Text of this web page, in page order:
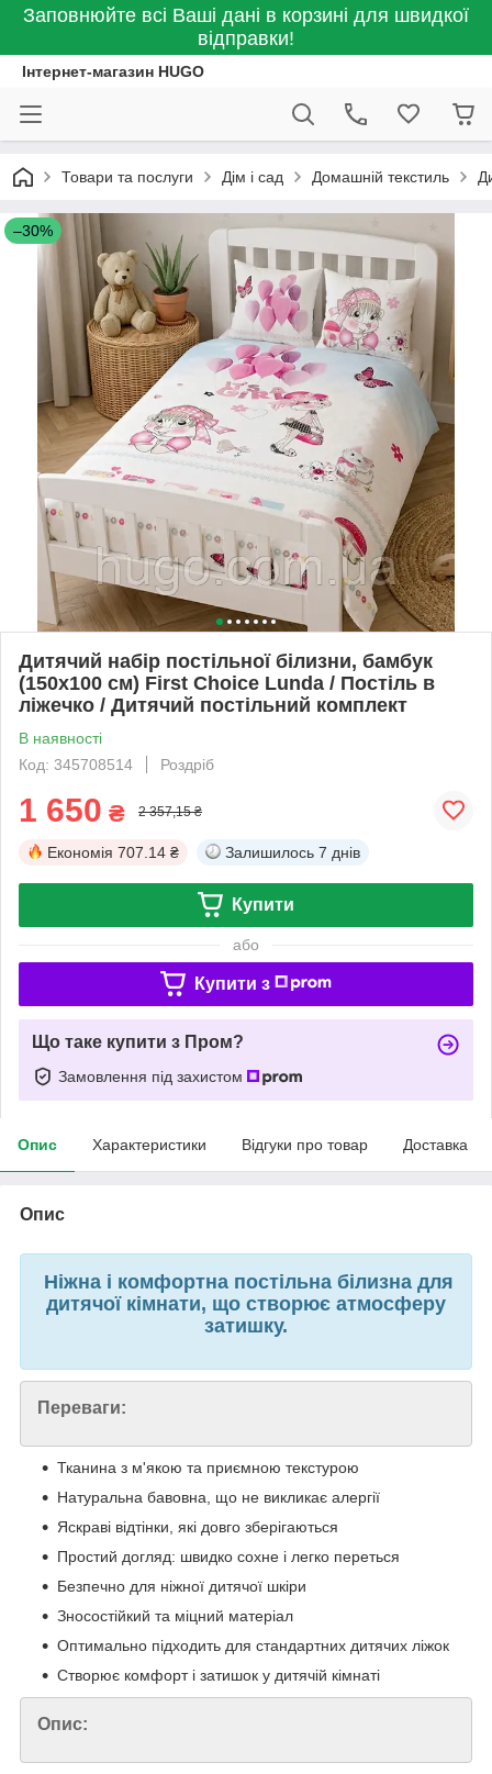
Заповнюйте всі Ваші дані в корзині для швидкої
відправки!
Інтернет-магазин HUGO
Товари та послуги Дім і сад Домашній текстиль
–30%
Дитячий набір постільної білизни, бамбук
(150х100 см) First Choice Lunda / Постіль в
ліжечко / Дитячий постільний комплект
В наявності
Код: 345708514
Роздріб
1 650 ₴ 2 357,15 ₴
Економія 707.14 ₴ Залишилось 7 днів
Купити
або
Купити з
Що таке купити з Пром?
Замовлення під захистом
Опис Характеристики Відгуки про товар Доставка
Опис
Ніжна і комфортна постільна білизна для
дитячої кімнати, що створює атмосферу
затишку.
Переваги:
Тканина з м'якою та приємною текстурою
Натуральна бавовна, що не викликає алергії
Яскраві відтінки, які довго зберігаються
Простий догляд: швидко сохне і легко переться
Безпечно для ніжної дитячої шкіри
Зносостійкий та міцний матеріал
Оптимально підходить для стандартних дитячих ліжок
Створює комфорт і затишок у дитячій кімнаті
Опис: